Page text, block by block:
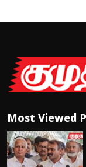
Most Viewed